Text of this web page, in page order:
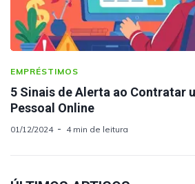
EMPRÉSTIMOS
5 Sinais de Alerta ao Contratar
Pessoal Online
01/12/2024 4 min de leitura